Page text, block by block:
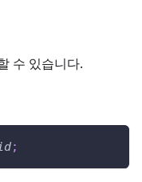
수 있습니다.
;